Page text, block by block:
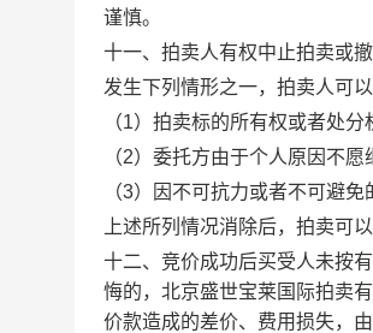
谨慎。
十一、拍卖人有权中止拍卖或撤
发生下列情形之一，拍卖人可以
（1）拍卖标的所有权或者处分
（2）委托方由于个人原因不愿
（3）因不可抗力或者不可避
上述所列情况消除后，拍卖可
十二、竞价成功后买受人未按
悔的，北京盛世宝莱国际拍卖
价款造成的差价、费用损失，